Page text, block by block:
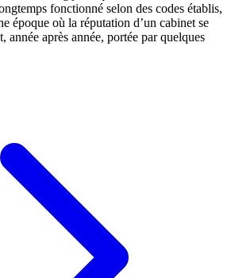
fonctionné selon des codes établis,
époque où la réputation d’un cabinet se
année après année, portée par quelques